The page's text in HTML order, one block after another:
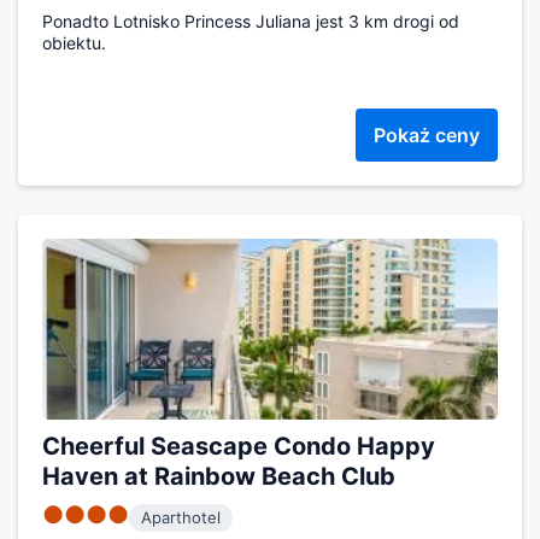
Ponadto Lotnisko Princess Juliana jest 3 km drogi od
obiektu.
Pokaż ceny
Cheerful Seascape Condo Happy
Haven at Rainbow Beach Club
●●●●
Aparthotel